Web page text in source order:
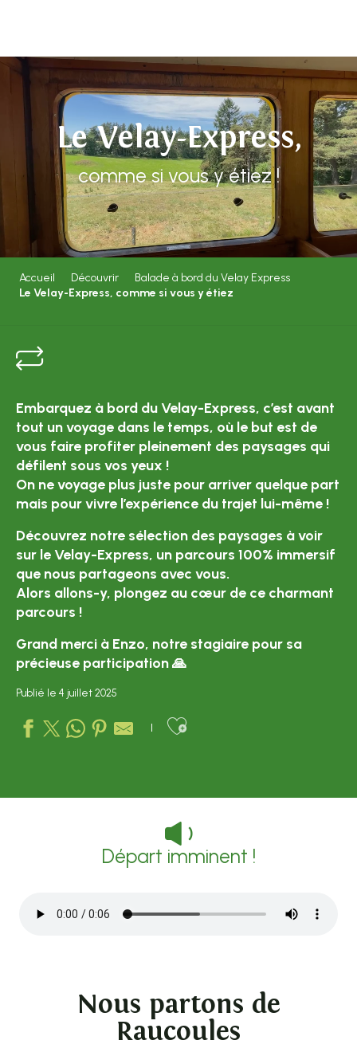
principal
Le Velay-Express,
comme si vous y étiez !
Accueil Découvrir
Balade à bord du Velay Express
Le Velay-Express, comme si vous y étiez
Embarquez à bord du Velay-Express, c’est avant
tout un voyage dans le temps, où le but est de
vous faire profiter pleinement des paysages qui
défilent sous vos yeux !
On ne voyage plus juste pour arriver quelque part
mais pour vivre l’expérience du trajet lui-même !
Découvrez notre sélection des paysages à voir
sur le Velay-Express, un parcours 100% immersif
que nous partageons avec vous.
Alors allons-y, plongez au cœur de ce charmant
parcours !
Grand merci à Enzo, notre stagiaire pour sa
précieuse participation 🙏
Publié le 4 juillet 2025
Ajouter aux
Départ imminent !
Nous partons de
Raucoules